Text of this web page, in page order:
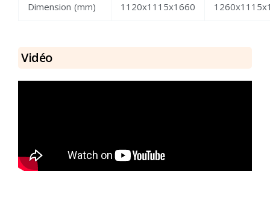
Dimension (mm) 1120x1115x1660
Vidéo